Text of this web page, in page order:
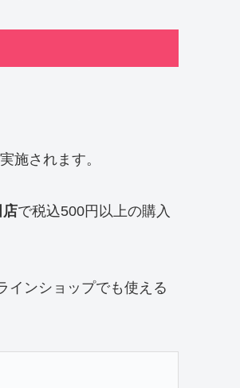
施されます。
店で税込500円以上の購入
インショップでも使える